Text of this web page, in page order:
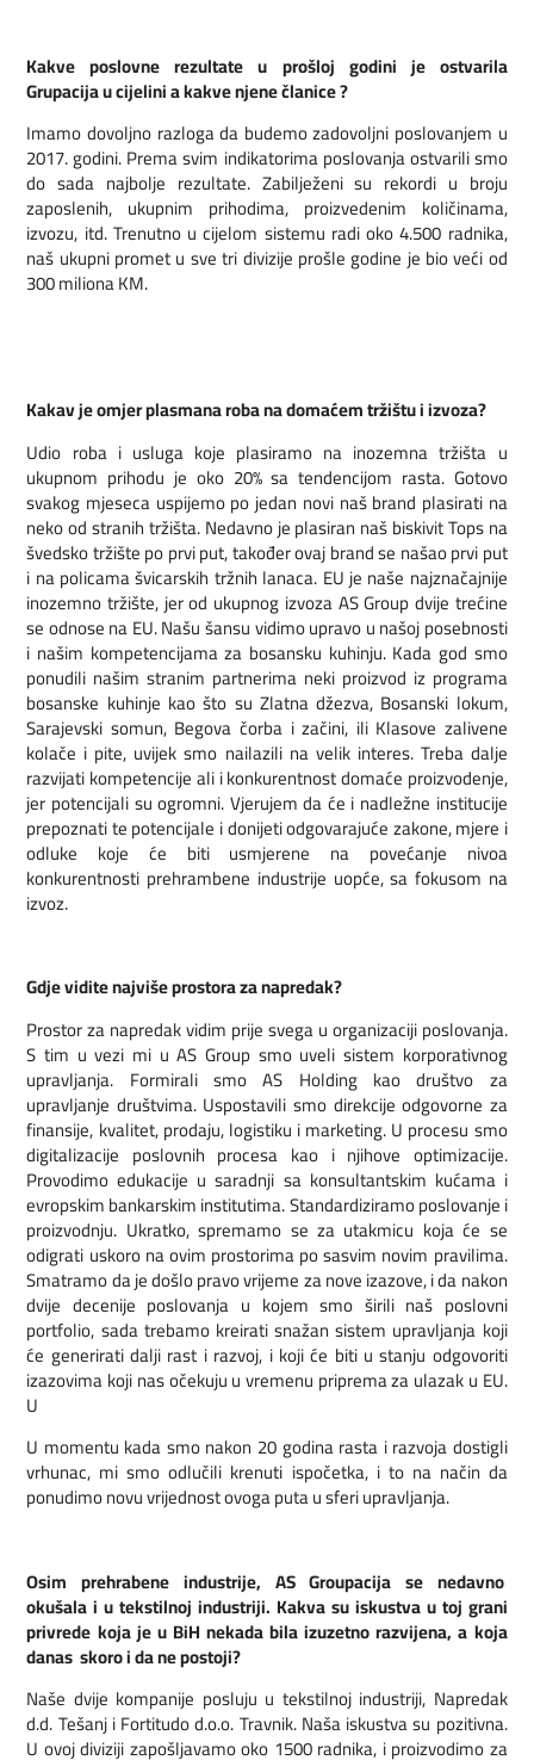
Kakve poslovne rezultate u prošloj godini je ostvarila
Grupacija u cijelini a kakve njene članice ?
Imamo dovoljno razloga da budemo zadovoljni poslovanjem u
2017. godini. Prema svim indikatorima poslovanja ostvarili smo
do sada najbolje rezultate. Zabilježeni su rekordi u broju
zaposlenih, ukupnim prihodima, proizvedenim količinama,
izvozu, itd. Trenutno u cijelom sistemu radi oko 4.500 radnika,
naš ukupni promet u sve tri divizije prošle godine je bio veći od
300 miliona KM.
Kakav je omjer plasmana roba na domaćem tržištu i izvoza?
Udio roba i usluga koje plasiramo na inozemna tržišta u
ukupnom prihodu je oko 20% sa tendencijom rasta. Gotovo
svakog mjeseca uspijemo po jedan novi naš brand plasirati na
neko od stranih tržišta. Nedavno je plasiran naš biskivit Tops na
švedsko tržište po prvi put, također ovaj brand se našao prvi put
i na policama švicarskih tržnih lanaca. EU je naše najznačajnije
inozemno tržište, jer od ukupnog izvoza AS Group dvije trećine
se odnose na EU. Našu šansu vidimo upravo u našoj posebnosti
i našim kompetencijama za bosansku kuhinju. Kada god smo
ponudili našim stranim partnerima neki proizvod iz programa
bosanske kuhinje kao što su Zlatna džezva, Bosanski lokum,
Sarajevski somun, Begova čorba i začini, ili Klasove zalivene
kolače i pite, uvijek smo nailazili na velik interes. Treba dalje
razvijati kompetencije ali i konkurentnost domaće proizvodenje,
jer potencijali su ogromni. Vjerujem da će i nadležne institucije
prepoznati te potencijale i donijeti odgovarajuće zakone, mjere i
odluke koje će biti usmjerene na povećanje nivoa
konkurentnosti prehrambene industrije uopće, sa fokusom na
izvoz.
Gdje vidite najviše prostora za napredak?
Prostor za napredak vidim prije svega u organizaciji poslovanja.
S tim u vezi mi u AS Group smo uveli sistem korporativnog
upravljanja. Formirali smo AS Holding kao društvo za
upravljanje društvima. Uspostavili smo direkcije odgovorne za
finansije, kvalitet, prodaju, logistiku i marketing. U procesu smo
digitalizacije poslovnih procesa kao i njihove optimizacije.
Provodimo edukacije u saradnji sa konsultantskim kućama i
evropskim bankarskim institutima. Standardiziramo poslovanje i
proizvodnju. Ukratko, spremamo se za utakmicu koja će se
odigrati uskoro na ovim prostorima po sasvim novim pravilima.
Smatramo da je došlo pravo vrijeme za nove izazove, i da nakon
dvije decenije poslovanja u kojem smo širili naš poslovni
portfolio, sada trebamo kreirati snažan sistem upravljanja koji
će generirati dalji rast i razvoj, i koji će biti u stanju odgovoriti
izazovima koji nas očekuju u vremenu priprema za ulazak u EU.
U
U momentu kada smo nakon 20 godina rasta i razvoja dostigli
vrhunac, mi smo odlučili krenuti ispočetka, i to na način da
ponudimo novu vrijednost ovoga puta u sferi upravljanja.
Osim prehrabene industrije, AS Groupacija se nedavno
okušala i u tekstilnoj industriji. Kakva su iskustva u toj grani
privrede koja je u BiH nekada bila izuzetno razvijena, a koja
danas skoro i da ne postoji?
Naše dvije kompanije posluju u tekstilnoj industriji, Napredak
d.d. Tešanj i Fortitudo d.o.o. Travnik. Naša iskustva su pozitivna.
U ovoj diviziji zapošljavamo oko 1500 radnika, i proizvodimo za